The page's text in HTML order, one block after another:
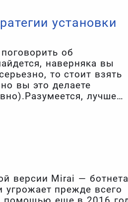
установки
об
наверняка вы
то стоит взять
вы это делаете
лучше
все
обеспечения, которым
версии Mirai —
угрожает прежде всего